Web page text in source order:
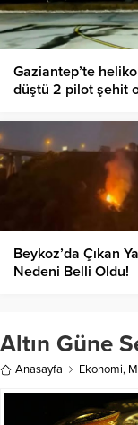
Gaziantep’te
düştü 2 pilot şehit
Beykoz’da Çıkan
Nedeni Belli Oldu!
Altın Güne
Anasayfa Ekonomi,